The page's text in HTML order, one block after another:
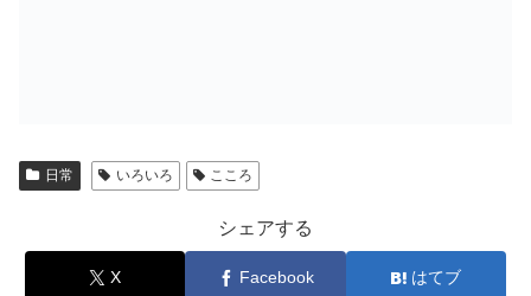
日常 いろいろ こころ
シェアする
X Facebook はてブ